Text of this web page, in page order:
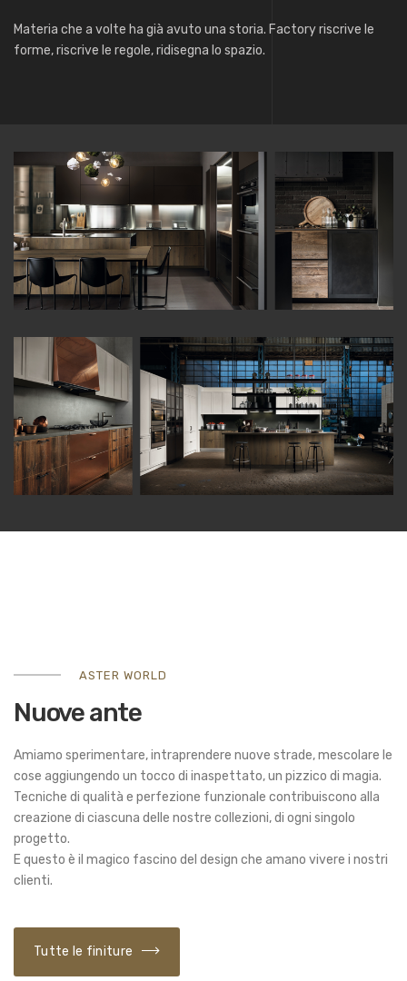
Materia che a volte ha già avuto una storia. Factory riscrive le
forme, riscrive le regole, ridisegna lo spazio.
ASTER WORLD
Nuove ante
Amiamo sperimentare, intraprendere nuove strade, mescolare le
cose aggiungendo un tocco di inaspettato, un pizzico di magia.
Tecniche di qualità e perfezione funzionale contribuiscono alla
creazione di ciascuna delle nostre collezioni, di ogni singolo
progetto.
E questo è il magico fascino del design che amano vivere i nostri
clienti.
Tutte le finiture